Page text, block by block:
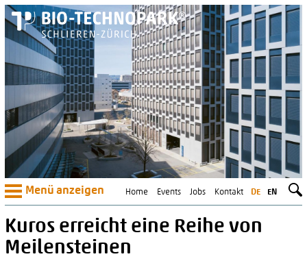
Menü anzeigen DE EN
Home Events Jobs Kontakt
Kuros erreicht eine Reihe von
Meilensteinen